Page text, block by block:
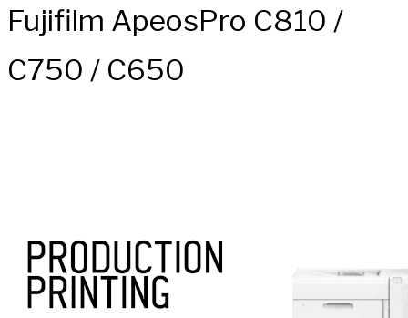
Fujifilm ApeosPro C810 /
C750 / C650